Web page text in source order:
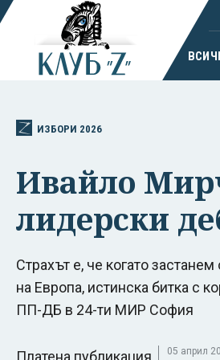
ИЗБОРИ 2026
Ивайло
лидерски
Страхът е, че когато
на Европа, истинска битка с
ПП-ДБ в 24-ти МИР София
Платена публикация
05 април